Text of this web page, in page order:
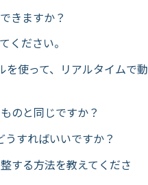
きますか？
ください。
を使って、リアルタイムで動
のと同じですか？
すればいいですか？
する方法を教えてくださ